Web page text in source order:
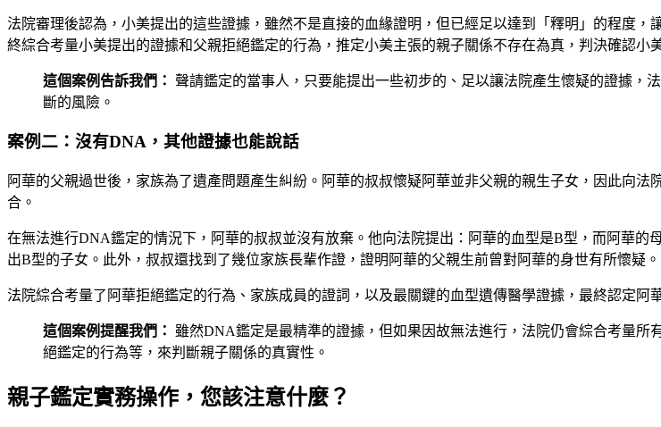
法院審理後認為，小美提出的這些證據，雖然不是直接的血緣證明，但已經足以達到「釋明」的程度
終綜合考量小美提出的證據和父親拒絕鑑定的行為，推定小美主張的親子關係不存在為真，判決確認小
這個案例告訴我們： 聲請鑑定的當事人，只要能提出一些初步的、足以讓法院產生懷疑的證據，
斷的風險。
案例二：沒有DNA，其他證據也能說話
阿華的父親過世後，家族為了遺產問題產生糾紛。阿華的叔叔懷疑阿華並非父親的親生子女，因此向
合。
在無法進行DNA鑑定的情況下，阿華的叔叔並沒有放棄。他向法院提出：阿華的血型是B型，而阿華
出B型的子女。此外，叔叔還找到了幾位家族長輩作證，證明阿華的父親生前曾對阿華的身世有所懷疑。
法院綜合考量了阿華拒絕鑑定的行為、家族成員的證詞，以及最關鍵的血型遺傳醫學證據，最終認定阿
這個案例提醒我們：
雖然DNA鑑定是最精準的證據，但如果因故無法進行，法院仍會綜合考量
絕鑑定的行為等，來判斷親子關係的真實性。
親子鑑定實務操作，您該注意什麼？